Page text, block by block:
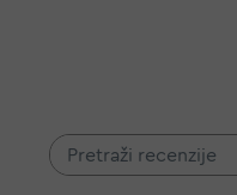
Pretraži